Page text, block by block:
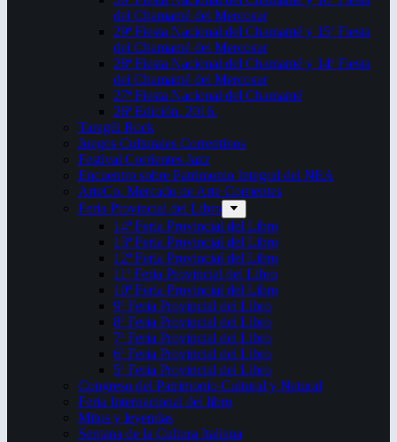
del Chamamé del Mercosur
29ª Fiesta Nacional del Chamamé y 15ª Fiesta
del Chamamé del Mercosur
28ª Fiesta Nacional del Chamamé y 14ª Fiesta
del Chamamé del Mercosur
27ª Fiesta Nacional del Chamamé
26ª Edición. 2016.
Taragüi Rock
Juegos Culturales Correntinos
Festival Corrientes Jazz
Encuentro sobre Patrimonio Integral del NEA
ArteCo. Mercado de Arte Corrientes
Feria Provincial del Libro
14ª Feria Provincial del Libro
13ª Feria Provincial del Libro
12ª Feria Provincial del Libro
11ª Feria Provincial del Libro
10ª Feria Provincial del Libro
9ª Feria Provincial del Libro
8ª Feria Provincial del Libro
7ª Feria Provincial del Libro
6ª Feria Provincial del Libro
5ª Feria Provincial del Libro
Congreso del Patrimonio Cultural y Natural
Feria Internacional del libro
Mitos y leyendas
Semana de la Cultura Italiana